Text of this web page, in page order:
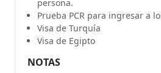
persona.
Prueba PCR para ingresar a
Visa de Turquía
Visa de Egipto
NOTAS